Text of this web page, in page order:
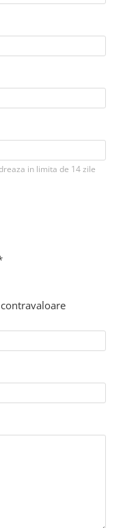
in limita de 14 zile